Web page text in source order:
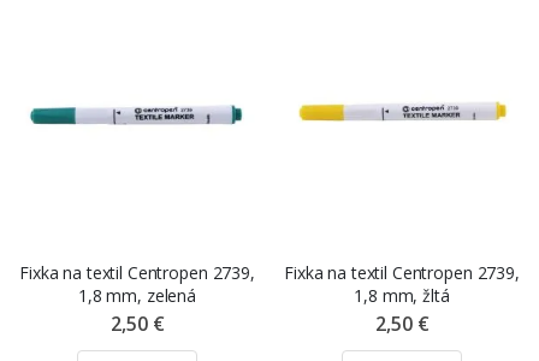
Fixka na textil Centropen 2739,
1,8 mm, zelená
2,50 €
Fixka na textil Centropen 2739,
1,8 mm, žltá
2,50 €